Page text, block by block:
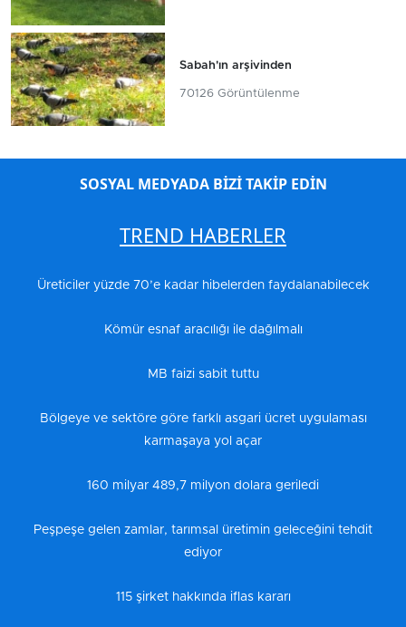
Sabah'ın arşivinden
70126 Görüntülenme
SOSYAL MEDYADA BİZİ TAKİP EDİN
TREND HABERLER
Üreticiler yüzde 70’e kadar hibelerden faydalanabilecek
Kömür esnaf aracılığı ile dağılmalı
MB faizi sabit tuttu
Bölgeye ve sektöre göre farklı asgari ücret uygulaması
karmaşaya yol açar
160 milyar 489,7 milyon dolara geriledi
Peşpeşe gelen zamlar, tarımsal üretimin geleceğini tehdit
ediyor
115 şirket hakkında iflas kararı